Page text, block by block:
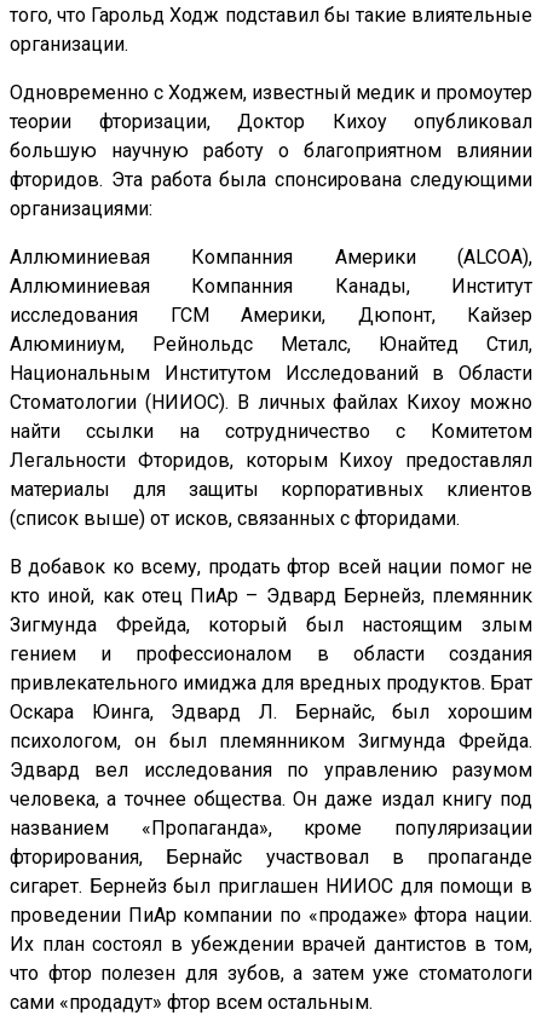
того, что Гарольд Ходж подставил бы такие влиятельные
организации.
Одновременно с Ходжем, известный медик и промоутер
теории фторизации, Доктор Кихоу опубликовал
большую научную работу о благоприятном влиянии
фторидов. Эта работа была спонсирована следующими
организациями:
Аллюминиевая Компанния Америки (ALCOA),
Аллюминиевая Компанния Канады, Институт
исследования ГСМ Америки, Дюпонт, Кайзер
Алюминиум, Рейнольдс Металс, Юнайтед Стил,
Национальным Институтом Исследований в Области
Стоматологии (НИИОС). В личных файлах Кихоу можно
найти ссылки на сотрудничество с Комитетом
Легальности Фторидов, которым Кихоу предоставлял
материалы для защиты корпоративных клиентов
(список выше) от исков, связанных с фторидами.
В добавок ко всему, продать фтор всей нации помог не
кто иной, как отец ПиАр – Эдвард Бернейз, племянник
Зигмунда Фрейда, который был настоящим злым
гением и профессионалом в области создания
привлекательного имиджа для вредных продуктов. Брат
Оскара Юинга, Эдвард Л. Бернайс, был хорошим
психологом, он был племянником Зигмунда Фрейда.
Эдвард вел исследования по управлению разумом
человека, а точнее общества. Он даже издал книгу под
названием «Пропаганда», кроме популяризации
фторирования, Бернайс участвовал в пропаганде
сигарет. Бернейз был приглашен НИИОС для помощи в
проведении ПиАр компании по «продаже» фтора нации.
Их план состоял в убеждении врачей дантистов в том,
что фтор полезен для зубов, а затем уже стоматологи
сами «продадут» фтор всем остальным.